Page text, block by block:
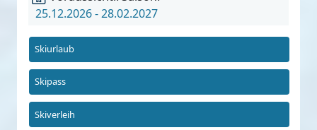
25.12.2026 - 28.02.2027
Skiurlaub
Skipass
Skiverleih